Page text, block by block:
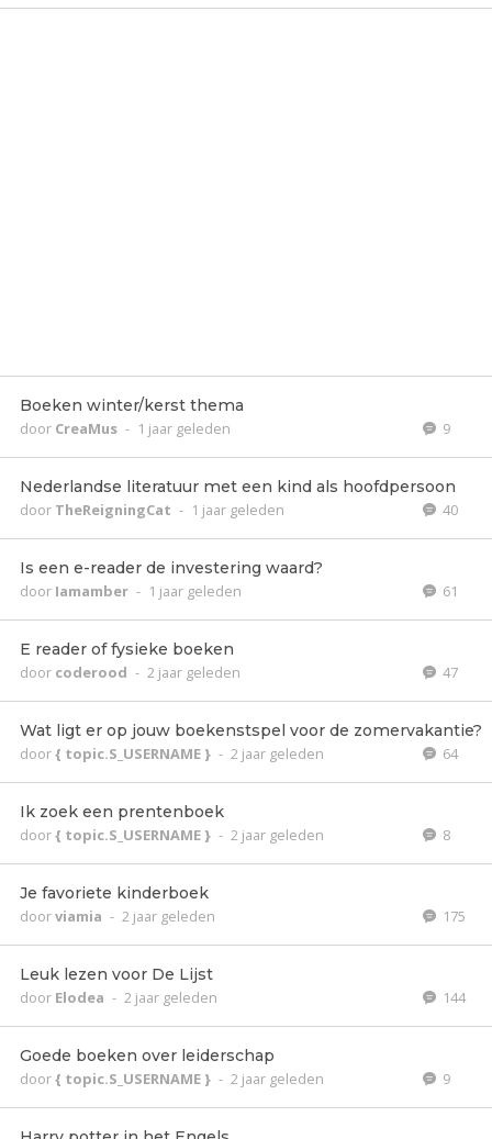
Boeken winter/kerst thema
door CreaMus - 1 jaar geleden 9
Nederlandse literatuur met een kind als hoofdpersoon
door TheReigningCat - 1 jaar geleden 40
Is een e-reader de investering waard?
door Iamamber - 1 jaar geleden 61
E reader of fysieke boeken
door coderood - 2 jaar geleden 47
Wat ligt er op jouw boekenstspel voor de zomervakantie?
door{ topic.S_USERNAME } - 2 jaar geleden 64
Ik zoek een prentenboek
door{ topic.S_USERNAME } - 2 jaar geleden 8
Je favoriete kinderboek
doorviamia - 2 jaar geleden 175
Leuk lezen voor De Lijst
door Elodea - 2 jaar geleden 144
Goede boeken over leiderschap
door{ topic.S_USERNAME } - 2 jaar geleden 9